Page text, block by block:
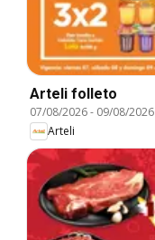
Arteli folleto
07/08/2026- 09/08/2026
Arteli